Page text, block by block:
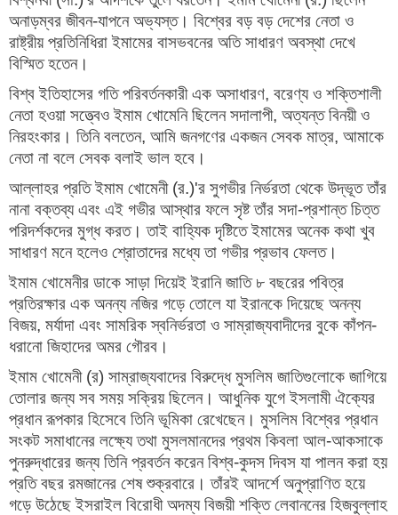
অনাড়ম্বর জীবন-যাপনে অভ্যস্ত। বিশ্বের বড় বড় দেশের নেতা ও
রাষ্ট্রীয় প্রতিনিধিরা ইমামের বাসভবনের অতি সাধারণ অবস্থা দেখে
বিস্মিত হতেন।
বিশ্ব ইতিহাসের গতি পরিবর্তনকারী এক অসাধারণ, বরেণ্য ও শক্তিশালী
নেতা হওয়া সত্ত্বেও ইমাম খোমেনি ছিলেন সদালাপী, অত্যন্ত বিনয়ী ও
নিরহংকার। তিনি বলতেন, আমি জনগণের একজন সেবক মাত্র, আমাকে
নেতা না বলে সেবক বলাই ভাল হবে।
আল্লাহর প্রতি ইমাম খোমেনী (র.)'র সুগভীর নির্ভরতা থেকে উদ্ভূত তাঁর
নানা বক্তব্য এবং এই গভীর আস্থার ফলে সৃষ্ট তাঁর সদা-প্রশান্ত চিত্ত
পরিদর্শকদের মুগ্ধ করত। তাই বাহ্যিক দৃষ্টিতে ইমামের অনেক কথা খুব
সাধারণ মনে হলেও শ্রোতাদের মধ্যে তা গভীর প্রভাব ফেলত।
ইমাম খোমেনীর ডাকে সাড়া দিয়েই ইরানি জাতি ৮ বছরের পবিত্র
প্রতিরক্ষার এক অনন্য নজির গড়ে তোলে যা ইরানকে দিয়েছে অনন্য
বিজয়, মর্যাদা এবং সামরিক স্বনির্ভরতা ও সাম্রাজ্যবাদীদের বুকে কাঁপন-
ধরানো জিহাদের অমর গৌরব।
ইমাম খোমেনী (র) সাম্রাজ্যবাদের বিরুদ্ধে মুসলিম জাতিগুলোকে জাগিয়ে
তোলার জন্য সব সময় সক্রিয় ছিলেন। আধুনিক যুগে ইসলামী ঐক্যের
প্রধান রূপকার হিসেবে তিনি ভূমিকা রেখেছেন। মুসলিম বিশ্বের প্রধান
সংকট সমাধানের লক্ষ্যে তথা মুসলমানদের প্রথম কিবলা আল-আকসাকে
পুনরুদ্ধারের জন্য তিনি প্রবর্তন করেন বিশ্ব-কুদস দিবস যা পালন করা হয়
প্রতি বছর রমজানের শেষ শুক্রবারে। তাঁরই আদর্শে অনুপ্রাণিত হয়ে
গড়ে উঠেছে ইসরাইল বিরোধী অদম্য বিজয়ী শক্তি লেবাননের হিজবুল্লাহ